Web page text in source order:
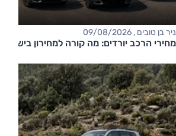
ניר בן טובים , 09/08/2026
מחירי הרכב יורדים: מה קורה למחירון בישראל?